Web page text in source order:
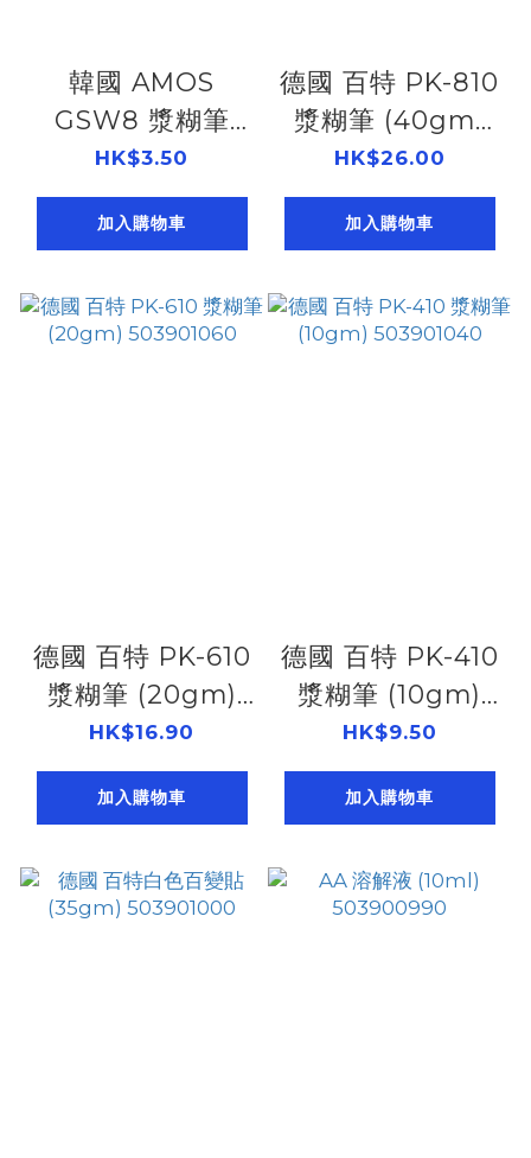
韓國 AMOS
GSW8 漿糊筆
(8gm)
503902080
HK$3.50
加入購物車
德國 百特 PK-810
漿糊筆 (40gm)
503901080
HK$26.00
加入購物車
德國 百特 PK-610
漿糊筆 (20gm)
503901060
HK$16.90
加入購物車
德國 百特 PK-410
漿糊筆 (10gm)
503901040
HK$9.50
加入購物車